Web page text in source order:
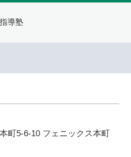
導塾
町5-6-10 フェニックス本町